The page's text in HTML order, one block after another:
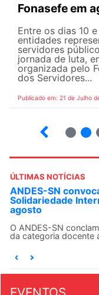
Fonasefe em
Entre os dias 10
entidades
servidores
jornada de luta,
organizada pelo
dos Servidores...
Publicado em: 21 de Julho
ÚLTIMAS NOTÍCIAS
ANDES-SN
Solidariedade
agosto
O ANDES-SN
da categoria docente